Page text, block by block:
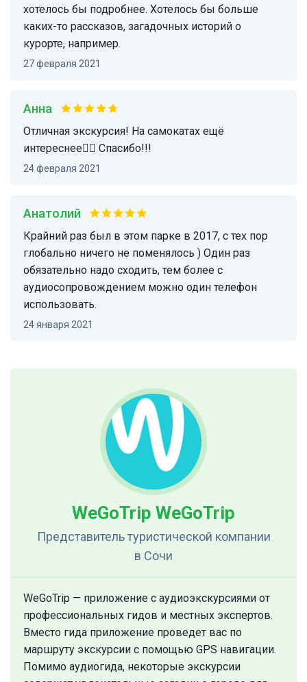
хотелось бы подробнее. Хотелось бы больше
каких-то рассказов, загадочных историй о
курорте, например.
27 февраля 2021
Анна
Отличная экскурсия! На самокатах ещё
интереснее👍🏻 Спасибо!!!
24 февраля 2021
Анатолий
Крайний раз был в этом парке в 2017, с тех пор
глобально ничего не поменялось ) Один раз
обязательно надо сходить, тем более с
аудиосопровождением можно один телефон
использовать.
24 января 2021
WeGoTrip WeGoTrip
Представитель туристической компании
в Сочи
WeGoTrip — приложение с аудиоэкскурсиями от
профессиональных гидов и местных экспертов.
Вместо гида приложение проведет вас по
маршруту экскурсии с помощью GPS навигации.
Помимо аудиогида, некоторые экскурсии